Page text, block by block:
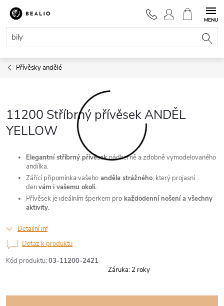
Přejít
obsah
NÁKUPNÍ
KOŠÍK
Přívěsky andělé
11200 Stříbrný přívěsek ANDĚL
YELLOW
Kód produktu: 03-11200-2421
Elegantní stříbrný přívěseknádherně a zdobně vymodelovaného
andílka.
Zářící připomínka vašeho anděla strážného, který projasní
denvám i vašemu okolí.
Přívěsek je ideálním šperkem pro každodenní nošení a všechny
aktivity.
Detailní informace
Dotaz k produktu
Záruka: 2 roky